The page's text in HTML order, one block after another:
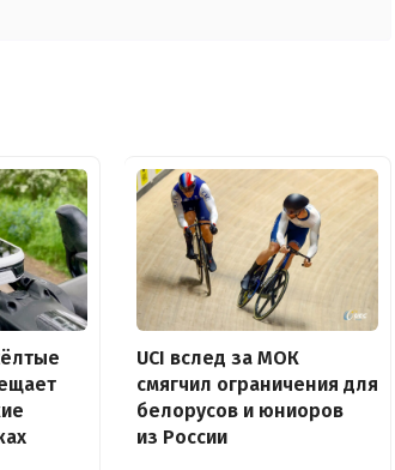
UCI вслед за МОК
смягчил ограничения для
белорусов и юниоров
из России